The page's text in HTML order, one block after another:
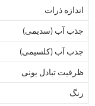
اندازه ذرات
جذب آب (سدیمی)
جذب آب (کلسیمی)
ظرفیت تبادل یونی
رنگ